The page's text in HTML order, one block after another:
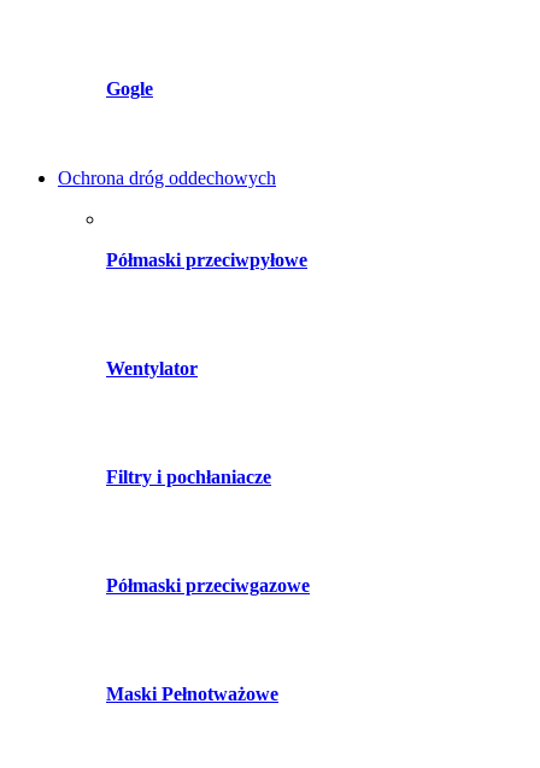
Gogle
Ochrona dróg oddechowych
Półmaski przeciwpyłowe
Wentylator
Filtry i pochłaniacze
Półmaski przeciwgazowe
Maski Pełnotważowe